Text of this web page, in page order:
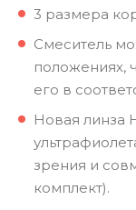
3 размера
Смеситель
положениях,
его в
Новая линза
зрения и
комплект).